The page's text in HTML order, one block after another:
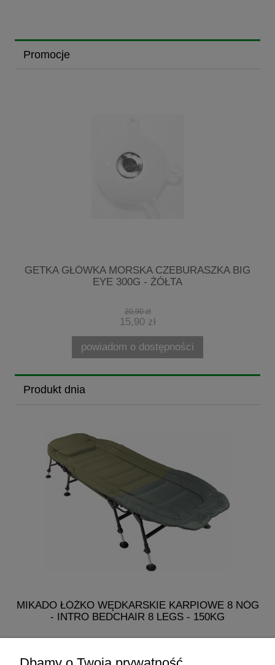
Promocje
GETKA GŁÓWKA MORSKA CZEBURASZKA BIG
EYE 300G - ŻÓŁTA
20,90 zł
15,90 zł
powiadom o dostępności
Produkt dnia
MIKADO ŁÓŻKO WĘDKARSKIE KARPIOWE 8 NÓG
- INTRO BEDCHAIR 8 LEGS - 150KG